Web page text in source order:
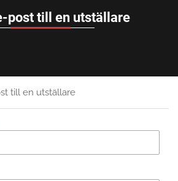
e-post till en utställare
till en utställare